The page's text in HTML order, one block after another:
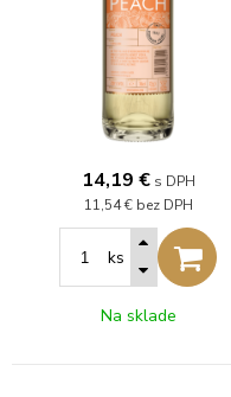
14,19 € s DPH
11,54 € bez DPH
ks
Na sklade